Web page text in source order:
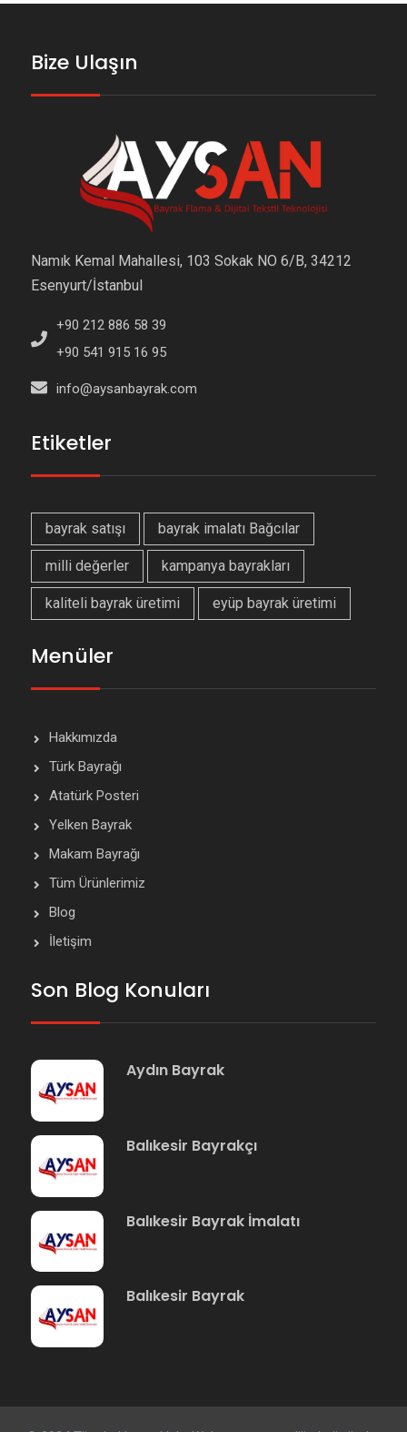
Bize Ulaşın
Namık Kemal Mahallesi, 103 Sokak NO 6/B, 34212
Esenyurt/İstanbul
+90 212 886 58 39
+90 541 915 16 95
info@aysanbayrak.com
Etiketler
bayrak satışı bayrak imalatı Bağcılar
milli değerler kampanya bayrakları
kaliteli bayrak üretimi eyüp bayrak üretimi
Menüler
Hakkımızda
Türk Bayrağı
Atatürk Posteri
Yelken Bayrak
Makam Bayrağı
Tüm Ürünlerimiz
Blog
İletişim
Son Blog Konuları
Aydın Bayrak
Balıkesir Bayrakçı
Balıkesir Bayrak İmalatı
Balıkesir Bayrak